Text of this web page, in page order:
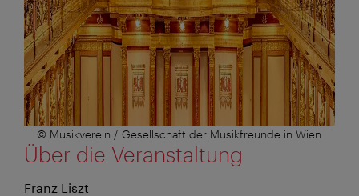
© Musikverein / Gesellschaft der Musikfreunde in Wien
Über die Veranstaltung
Franz Liszt